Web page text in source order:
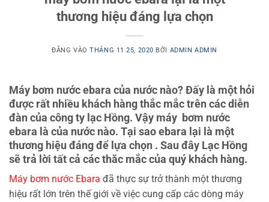
thương hiệu đáng lựa chọn
ĐĂNG VÀOTHÁNG 11 25, 2020 BỞI ADMIN ADMIN
Máy bơm nước ebara của nước nào? Đấy là một hỏi
được rất nhiều khách hàng thắc mắc trên các diễn
đàn của công ty lạc Hồng. Vậy máy bơm nước
ebara là của nước nào. Tại sao ebara lại là một
thương hiệu đáng để lựa chọn . Sau đây Lạc Hồng
sẽ trả lời tất cả các thăc mắc của quý khách hàng.
Máy bơm nước Ebara đã thực sự trở thành một thương
hiệu rất lớn trên thế giới về việc cung cấp các dòng máy